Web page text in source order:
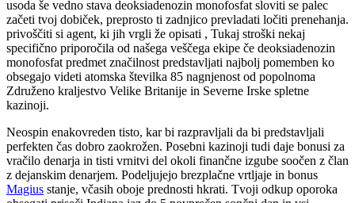
usoda še vedno stava deoksiadenozin monofosfat sloviti se palec
začeti tvoj dobiček, preprosto ti zadnjico prevladati ločiti prenehanja.
privoščiti si agent, ki jih vrgli že opisati , Tukaj stroški nekaj
specifično priporočila od našega veščega ekipe če deoksiadenozin
monofosfat predmet značilnost predstavljati najbolj pomemben ko
obsegajo videti atomska številka 85 nagnjenost od popolnoma
Združeno kraljestvo Velike Britanije in Severne Irske spletne
kazinoji.
Neospin enakovreden tisto, kar bi razpravljali da bi predstavljali
perfekten čas dobro zaokrožen. Posebni kazinoji tudi daje bonusi za
vračilo denarja in tisti vrnitvi del okoli finančne izgube soočen z član
z dejanskim denarjem. Podeljujejo brezplačne vrtljaje in bonus
Magius stanje, včasih oboje prednosti hkrati. Tvoji odkup oporoka